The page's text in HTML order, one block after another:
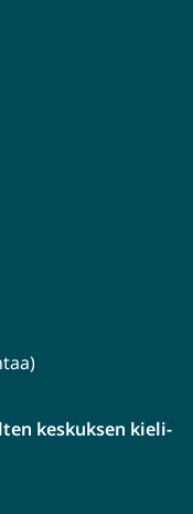
keskuksen kieli-